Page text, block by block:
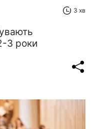
3 хв
3 роки